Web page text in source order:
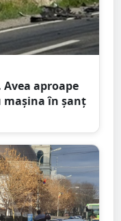
aproape
mașina în șanț